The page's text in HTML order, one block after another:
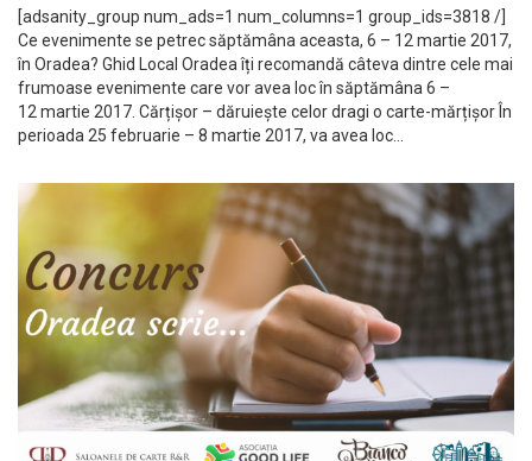
[adsanity_group num_ads=1 num_columns=1 group_ids=3818 /]
Ce evenimente se petrec săptămâna aceasta, 6 – 12 martie 2017,
în Oradea? Ghid Local Oradea îți recomandă câteva dintre cele mai
frumoase evenimente care vor avea loc în săptămâna 6 –
12 martie 2017. Cărțișor – dăruiește celor dragi o carte-mărțișor În
perioada 25 februarie – 8 martie 2017, va avea loc…